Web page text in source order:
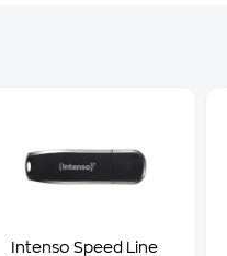
Intenso Speed Line